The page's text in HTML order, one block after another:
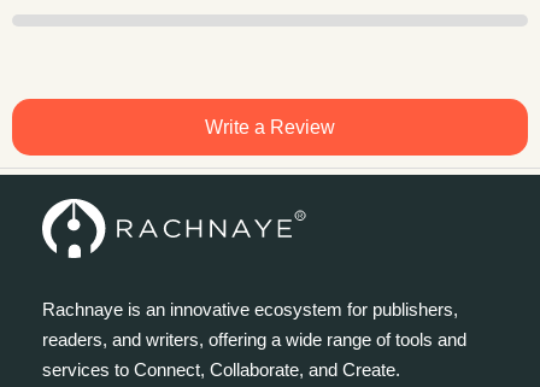
Write a Review
Rachnaye is an innovative ecosystem for publishers,
readers, and writers, offering a wide range of tools and
services to Connect, Collaborate, and Create.